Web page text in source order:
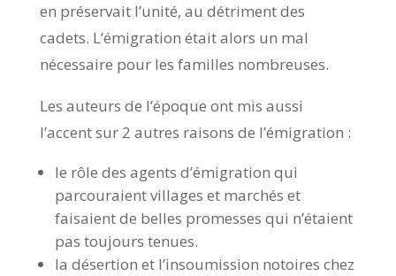
en préservait l’unité, au détriment des
cadets. L’émigration était alors un mal
nécessaire pour les familles nombreuses.
Les auteurs de l’époque ont mis aussi
l’accent sur 2 autres raisons de l’émigration :
le rôle des agents d’émigration qui
parcouraient villages et marchés et
faisaient de belles promesses qui n’étaient
pas toujours tenues.
la désertion et l’insoumission notoires chez